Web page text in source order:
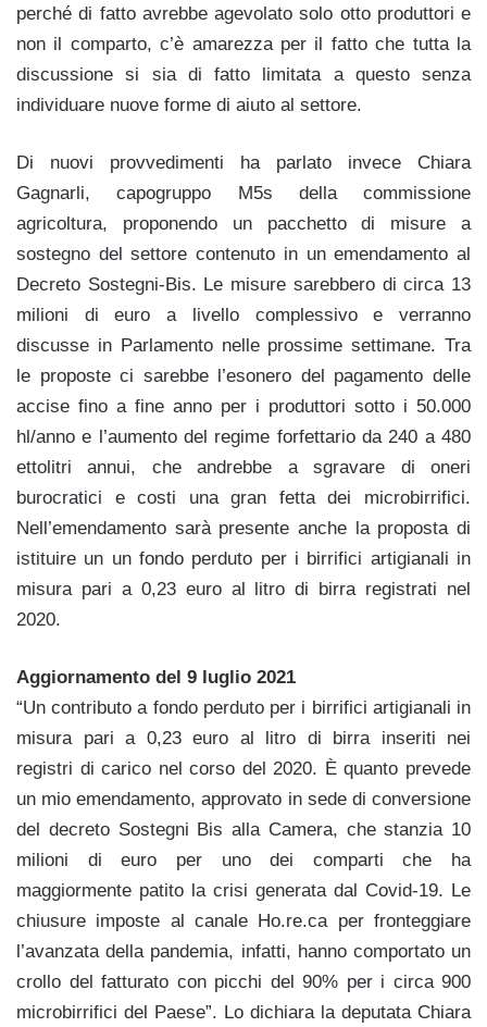
perché di fatto avrebbe agevolato solo otto produttori e
non il comparto, c’è amarezza per il fatto che tutta la
discussione si sia di fatto limitata a questo senza
individuare nuove forme di aiuto al settore.
Di nuovi provvedimenti ha parlato invece Chiara
Gagnarli, capogruppo M5s della commissione
agricoltura, proponendo un pacchetto di misure a
sostegno del settore contenuto in un emendamento al
Decreto Sostegni-Bis. Le misure sarebbero di circa 13
milioni di euro a livello complessivo e verranno
discusse in Parlamento nelle prossime settimane. Tra
le proposte ci sarebbe l’esonero del pagamento delle
accise fino a fine anno per i produttori sotto i 50.000
hl/anno e l’aumento del regime forfettario da 240 a 480
ettolitri annui, che andrebbe a sgravare di oneri
burocratici e costi una gran fetta dei microbirrifici.
Nell’emendamento sarà presente anche la proposta di
istituire un un fondo perduto per i birrifici artigianali in
misura pari a 0,23 euro al litro di birra registrati nel
2020.
Aggiornamento del 9 luglio 2021
“Un contributo a fondo perduto per i birrifici artigianali in
misura pari a 0,23 euro al litro di birra inseriti nei
registri di carico nel corso del 2020. È quanto prevede
un mio emendamento, approvato in sede di conversione
del decreto Sostegni Bis alla Camera, che stanzia 10
milioni di euro per uno dei comparti che ha
maggiormente patito la crisi generata dal Covid-19. Le
chiusure imposte al canale Ho.re.ca per fronteggiare
l’avanzata della pandemia, infatti, hanno comportato un
crollo del fatturato con picchi del 90% per i circa 900
microbirrifici del Paese”. Lo dichiara la deputata Chiara